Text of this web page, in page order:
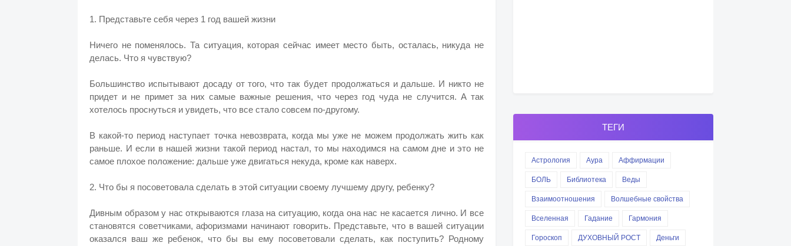
1. Представьте себя через 1 год вашей жизни
Ничего не поменялось. Та ситуация, которая сейчас имеет место быть, осталась, никуда не
делась. Что я чувствую?
Большинство испытывают досаду от того, что так будет продолжаться и дальше. И никто не
придет и не примет за них самые важные решения, что через год чуда не случится. А так
хотелось проснуться и увидеть, что все стало совсем по-другому.
В какой-то период наступает точка невозврата, когда мы уже не можем продолжать жить как
раньше. И если в нашей жизни такой период настал, то мы находимся на самом дне и это не
самое плохое положение: дальше уже двигаться некуда, кроме как наверх.
2. Что бы я посоветовала сделать в этой ситуации своему лучшему другу, ребенку?
Дивным образом у нас открываются глаза на ситуацию, когда она нас не касается лично. И все
становятся советчиками, афоризмами начинают говорить. Представьте, что в вашей ситуации
оказался ваш же ребенок, что бы вы ему посоветовали сделать, как поступить? Родному
ТЕГИ
Астрология Аура
Аффирмации
БОЛЬ
Библиотека
Веды
Взаимоотношения
Волшебные свойства
Вселенная
Гадание
Гармония
Гороскоп
ДУХОВНЫЙ РОСТ
Деньги